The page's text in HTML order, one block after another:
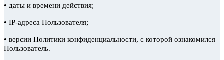
• даты и времени действия;
• IP-адреса Пользователя;
• версии Политики конфиденциальности, с которой ознакомился
Пользователь.